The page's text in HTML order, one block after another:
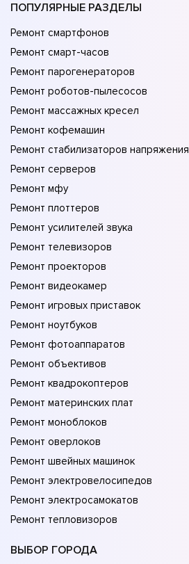
ПОПУЛЯРНЫЕ РАЗДЕЛЫ
Ремонт смартфонов
Ремонт смарт-часов
Ремонт парогенераторов
Ремонт роботов-пылесосов
Ремонт массажных кресел
Ремонт кофемашин
Ремонт стабилизаторов напряжения
Ремонт серверов
Ремонт мфу
Ремонт плоттеров
Ремонт усилителей звука
Ремонт телевизоров
Ремонт проекторов
Ремонт видеокамер
Ремонт игровых приставок
Ремонт ноутбуков
Ремонт фотоаппаратов
Ремонт объективов
Ремонт квадрокоптеров
Ремонт материнских плат
Ремонт моноблоков
Ремонт оверлоков
Ремонт швейных машинок
Ремонт электровелосипедов
Ремонт электросамокатов
Ремонт тепловизоров
ВЫБОР ГОРОДА